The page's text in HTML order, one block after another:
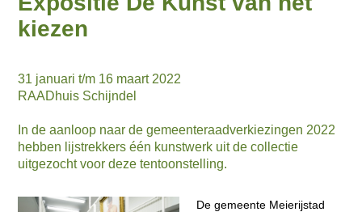
kiezen
31 januari t/m 16 maart 2022
RAADhuis Schijndel
In de aanloop naar de gemeenteraadverkiezingen 2022
hebben lijstrekkers één kunstwerk uit de collectie
uitgezocht voor deze tentoonstelling.
De gemeente Meierijstad